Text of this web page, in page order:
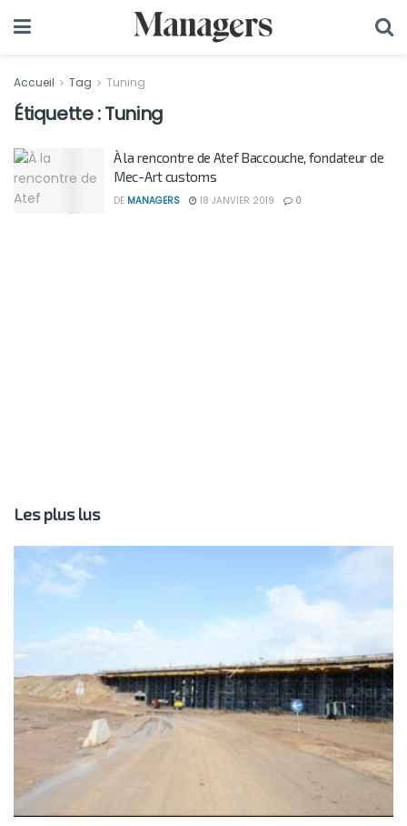
Accueil Tag Tuning
Étiquette :Tuning
À la rencontre de Atef Baccouche, fondateur de
Mec-Art customs
DE MANAGERS 18 JANVIER 2019 0
Les plus lus